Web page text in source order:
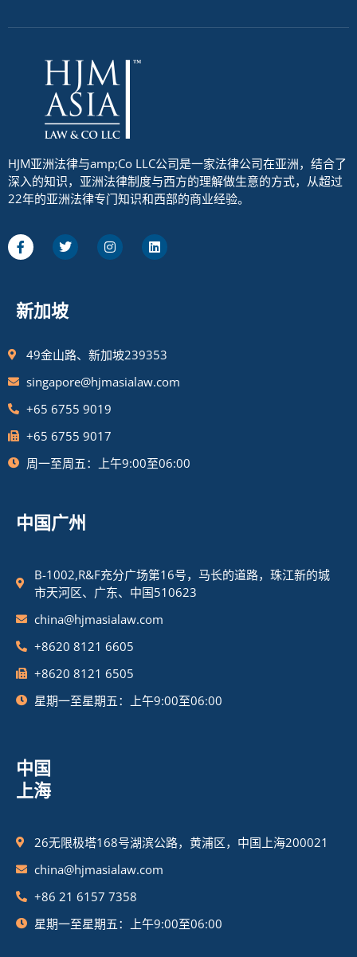
HJM亚洲法律与amp;Co LLC公司是一家法律公司在亚洲，结合了
深入的知识，亚洲法律制度与西方的理解做生意的方式，从超过
22年的亚洲法律专门知识和西部的商业经验。
新加坡
49金山路、新加坡239353
singapore@hjmasialaw.com
+65 6755 9019
+65 6755 9017
周一至周五：上午9:00至06:00
中国广州
B-1002,R&F充分广场第16号，马长的道路，珠江新的城
市天河区、广东、中国510623
china@hjmasialaw.com
+8620 8121 6605
+8620 8121 6505
星期一至星期五：上午9:00至06:00
中国
上海
26无限极塔168号湖滨公路，黄浦区，中国上海200021
china@hjmasialaw.com
+86 21 6157 7358
星期一至星期五：上午9:00至06:00